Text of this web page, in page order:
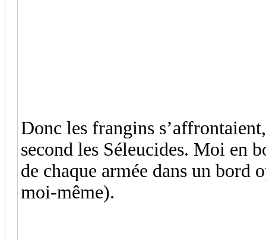
Donc les frangins
second les Séleucides. Moi en
de chaque armée dans un bord
moi-même).